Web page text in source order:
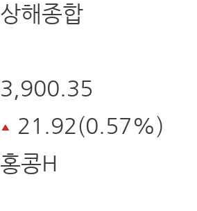
상해종합
3,900.35
21.92(0.57%)
홍콩H